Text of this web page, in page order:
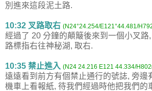
別進來這段泥土路.
10:32 叉路取右 (N24°24.254/E121°44.481/
經過了 20 分鐘的顛簸後來到一個小叉路
路標指右往神秘湖, 取右.
10:35 禁止進入 (N24 24.216 E121 44.334/
遠遠看到前方有個禁止通行的號誌, 旁邊
機車上看報紙, 待我們經過時他把我們的